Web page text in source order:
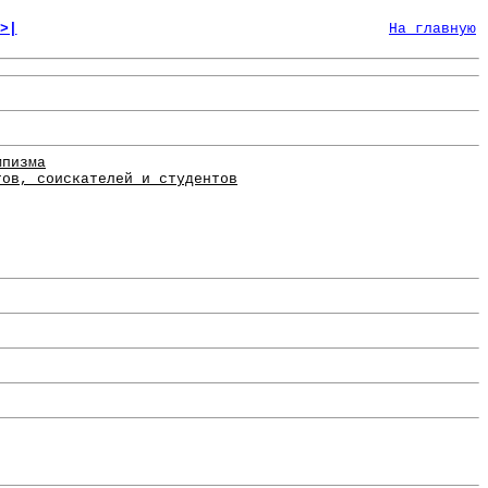
На главную
соискателей и студентов